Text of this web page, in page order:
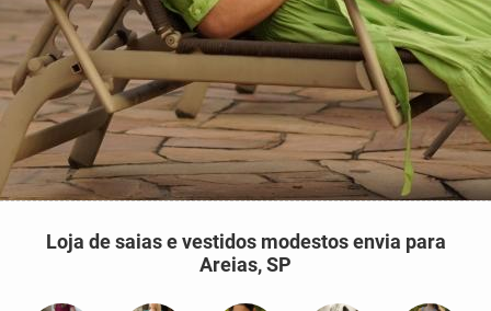
Loja de saias e vestidos modestos envia para
Areias, SP